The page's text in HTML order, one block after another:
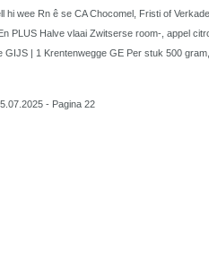
hi wee Rn ê se CA Chocomel, Fristi of
PLUS Halve vlaai Zwitserse room-, appel
GIJS | 1 Krentenwegge GE Per stuk 500
- Pagina 22